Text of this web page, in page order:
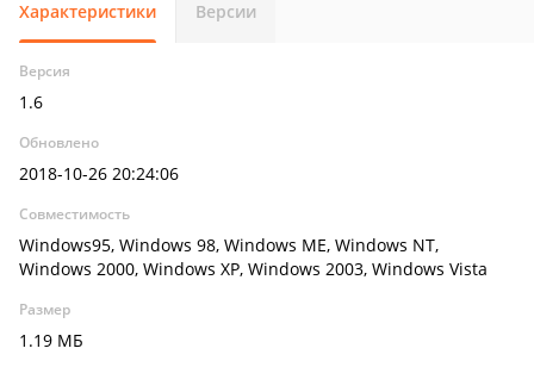
Характеристики Версии
Версия
1.6
Обновлено
2018-10-26 20:24:06
Совместимость
Windows95, Windows 98, Windows ME, Windows NT,
Windows 2000, Windows XP, Windows 2003, Windows Vista
Размер
1.19 МБ